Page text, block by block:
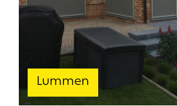
Lummen